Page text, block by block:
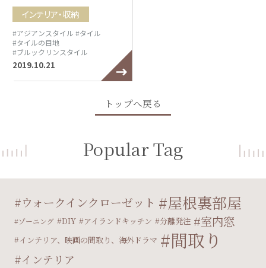
インテリア・収納
#アジアンスタイル #タイル
#タイルの目地
#ブルックリンスタイル
2019.10.21
トップへ戻る
Popular Tag
ウォークインクローゼット 屋根裏部屋
ゾーニング DIY アイランドキッチン 分離発注 室内窓
インテリア、映画の間取り、海外ドラマ 間取り
インテリア